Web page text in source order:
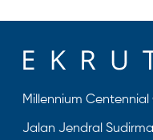
Millennium
Jalan Jendral